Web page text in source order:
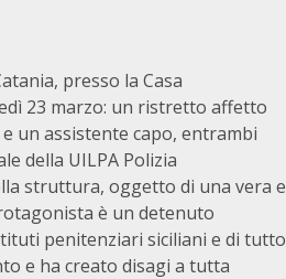
presso la Casa
23 marzo: un ristretto affetto
un assistente capo, entrambi
della UILPA Polizia
struttura, oggetto di una vera e
è un detenuto
penitenziari siciliani e di tutto
e ha creato disagi a tutta